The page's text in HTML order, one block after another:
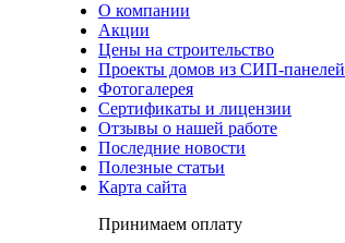
О компании
Акции
Цены на строительство
Проекты домов из СИП-панелей
Фотогалерея
Сертификаты и лицензии
Отзывы о нашей работе
Последние новости
Полезные статьи
Карта сайта
Принимаем оплату